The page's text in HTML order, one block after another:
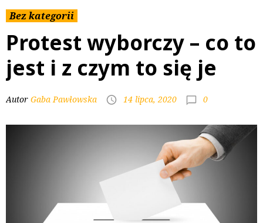
Bez kategorii
Protest wyborczy – co to
jest i z czym to się je
Autor Gaba Pawłowska 14 lipca, 2020 0